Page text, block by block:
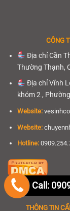
CÔNG
Địa chỉ Cần
Thường Thạnh,
Địa chỉ Vĩnh
khóm 2 ,
Website:
Website:
Hotline:
THÔNG TIN
Call: